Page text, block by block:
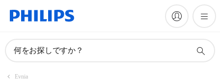
何をお探しですか？
Evnia